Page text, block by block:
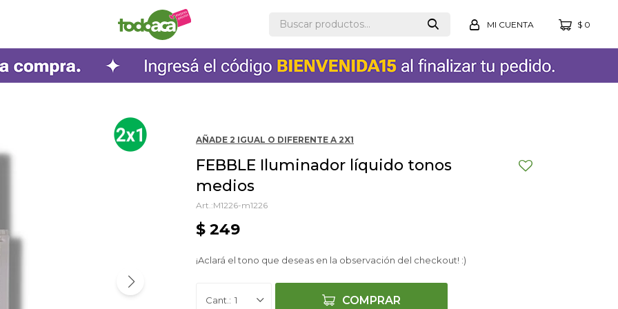
$ 0
AÑADE 2 IGUAL O DIFERENTE A 2X1
FEBBLE Iluminador líquido tonos
medios
M1226-m1226
$ 249
¡Aclará el tono que deseas en la observación del checkout! :)
1 COMPRAR